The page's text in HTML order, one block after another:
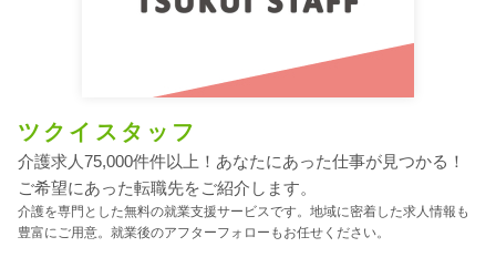
ツクイスタッフ
介護求人75,000件件以上！あなたにあった仕事が見つかる！
ご希望にあった転職先をご紹介します。
介護を専門とした無料の就業支援サービスです。地域に密着した求人情報も
豊富にご用意。就業後のアフターフォローもお任せください。